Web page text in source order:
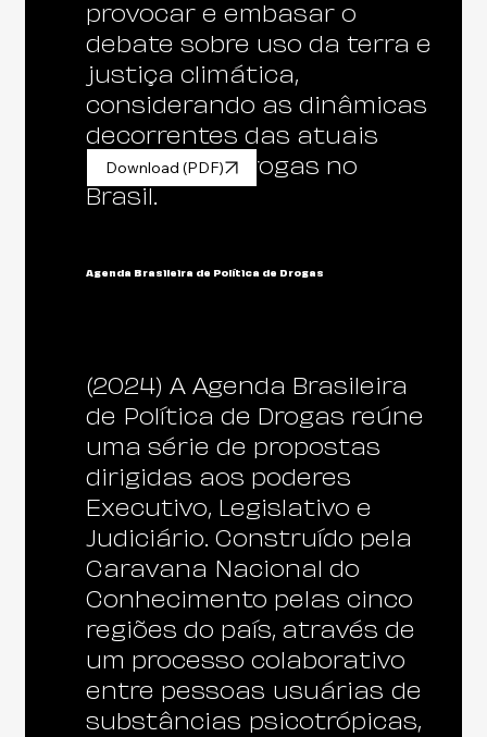
provocar e embasar o
debate sobre uso da terra e
justiça climática,
considerando as dinâmicas
decorrentes das atuais
políticas de drogas no
Brasil.
Download (PDF)
Agenda Brasileira de Política de Drogas
(2024) A Agenda Brasileira
de Política de Drogas reúne
uma série de propostas
dirigidas aos poderes
Executivo, Legislativo e
Judiciário. Construído pela
Caravana Nacional do
Conhecimento pelas cinco
regiões do país, através de
um processo colaborativo
entre pessoas usuárias de
substâncias psicotrópicas,